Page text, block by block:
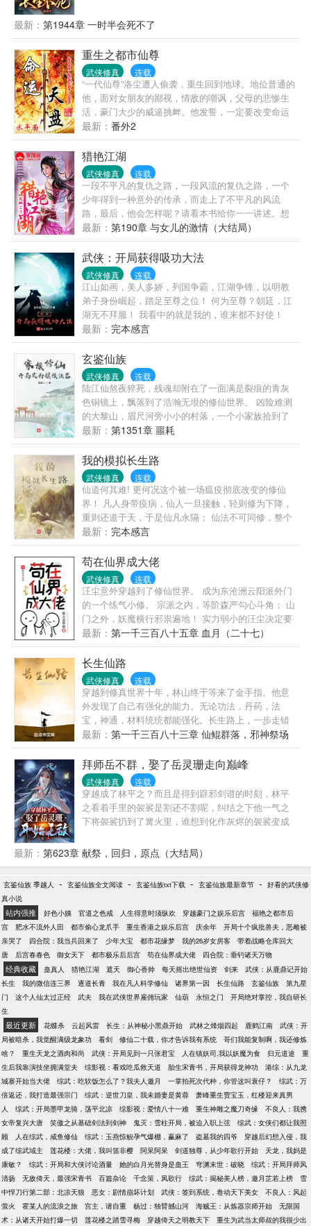
贵，看他国破家亡。变化的是岁月人生，不变的是长
生岁月。陈观楼熬死了宗师，熬死了大宗师，熬死了
一个个大佬，终究成为无敌的存在。
最新： 第1944章 一时半会死不了
重生之都市仙尊
武侠修真 连载
“一代仙尊”洛尘遭人偷袭，重生回到地球。地位普通的
他，面对女朋友的鄙视，情敌的嘲讽，父母的悲惨生
活，豪门大少的威逼挑衅。他发誓，一定要改变命运
的不公，站在这个世界的巅峰，告诉所有人，他洛
尘，曾经来过。
最新： 番外2
猎艳江湖
武侠修真 连载
一段不平凡的复仇之路，一段风流的复仇之路，一个
少年得到一种意外的传承，而走上了不平凡的风流
路，最后，他会怎样呢？请看本书给你一一讲述。想
看刺激的点击！！本书既是是以一部好看的武侠小
说，敬请阅读与收藏！
最新： 第190章 与女儿的激情（大结局）
武侠：开局获得吸功大法
武侠修真 连载
江山如画，美人多娇，列国争霸，江湖争锋，以明教
弟子身份崛起，踏足至尊之位！ 何为至尊？朝廷，江
湖无不拜服！ 我看中的就是我的，谁来都不好使！
（武侠世界融合书，以金庸武侠为主，辅以其他武侠
世界）
最新： 完本感言
玄鉴仙族
武侠修真 连载
陆江仙熬夜猝死，残魂却附在了一面满是裂痕的青灰
色铜镜上，飘落到了浩瀚无垠的修仙世界。 凶险难测
的大黎山，眉尺河旁小小的村落，一个小家族拾到了
这枚镜子，于是传仙道授仙法，开启波澜壮阔的新时
代。 (家族修仙，不圣母，种田，无系统，群像文)
最新： 第1351章 噩耗
我的模拟长生路
武侠修真 连载
仙道何其难! 更何况这个被一场瘟疫彻底改变的修仙
界！ 凡人身带疫病，仙人一旦接触，轻则修为下降，
重则还道于天，于是仙凡永隔； 仙法不可同修，整个
修仙界成为了一个巨大的黑暗森林； …… 李凡穿越而
来，虽有雄心万丈，却只能于凡尘中打滚，蹉跎一
生。 好在临终之时终于觉醒异宝，能够化真为假，将
真实的人生转为黄粱一梦，重回刚穿越之时！ 于是，
李凡开始了他的漫漫长生路！ 第二世，李凡历时五十
载终权倾天下，但却遍寻世间而不见仙踪。只在人生
的末尾得见仙人痕迹。 第三世，李凡殚精竭虑、百般
谋划，却终抵不过仙人一剑！ 第四世…… …… 我，
李凡，一介凡人，百世不悔，但求长生！
最新： 完本感言
苟在仙界成大佬
武侠修真 连载
汪尘意外穿越到了修仙世界。 成为东沧洲云阳派外门
的一个练气小修。 宗派之内，等阶森严勾心斗角； 山
门之外，妖魔横行邪祟遍地！ 实力弱小的汪尘决定要
苟到天荒地老。 然而苟着苟着…… 他发现自己竟然成
了大佬！
最新： 第一千三百八十五章 血月（二十七）
长生仙路
武侠修真 连载
穿越到修真世界十年，林山终于等来了金手指。他意
外发现了自己有强化的能力。无论功法，丹药，法
宝，神通，材料统统都能强化。长生路上，一步走错
万劫不复。唯有持如履薄冰之心，行勇猛精进之事，
方能乘风破浪击楫中流！...且看一介小人物，如何起
于江湖微...
最新： 第一千三百八十三章 仙鲲群落，邪神祭场
拜师岳不群，娶了岳灵珊走向巅峰
武侠修真 连载
穿越成了林平之？而且是得到辟邪剑谱的时刻，林平
之看着手里的袈裟是割还不割呢，纠结之下他一气之
下将袈裟扔到了篝火里，谁想到化作灰烬的袈裟变成
功法呢…………
最新： 第623章 献祭，回归，原点（大结局）
玄鉴仙族 季越人 - 玄鉴仙族全文阅读 - 玄鉴仙族txt下载 - 玄鉴仙族最新章节 - 好看的武侠修
真小说
站内强推 好色小姨 官道之色戒 人生得意时须纵欢 穿越豪门之娱乐后宫
福艳之都市后
宫
肥水不流外人田 都市偷心龙爪手 重生香港之娱乐后宫 庆余年
开局十个疯批兽夫，恶雌被
亲哭了
四合院：我当兵回来了 少年大宝 都市花缘梦 我的26岁女房客
带着战略仓库回大
唐
后宫春春色 御女天下 都市极乐后后宫 苟在仙界成大佬 四合院：垂钓诸天万物
经典收藏 蛊真人 猎艳江湖 遮天 御心香帅 每天摇出绝世仙资 剑来
武侠：从鹿鼎记开始
长生
我的微信连三界 逐道长青 我在凡人科学修仙 诸界第一因 长生仙路 玄鉴仙族
第九星
门
这个人仙太过正经 武夫 我在武侠世界雇佣玩家 仙葫 永恒之门
开局绝对掌控，我自研长
生
最近更新 花蝶杀 云起风雷 长生：从神秘小黑鼎开始 武林之烽烟四起 鹿鹤江南
武侠：开
局被暗杀，我觉醒满级龙象功
看剑 修仙二十载，你才告诉我有系统
哥们我能复制啊，我还修炼
啥？
重生天龙之酒肉和尚 武侠：开局见到一只张君宝 人在镇妖司,我以妖魔为食 归元道途
重
生后我靠演技坐拥满堂夫
综影视：看戏吃瓜救天道 胎生宋青书，开局获得龙神功
港综：从九龙
城寨开始当大佬
综武：吃软饭怎么了？我夫人邀月 一掌拍死次代种，你管这叫衰仔？
综武：万
倍返还，我打造最强宗门
综武：逆世刀皇，我未婚妻是黄蓉
萧峰重生贾宝玉，红楼迎来真男
人
综武：开局墨甲龙骑，荡平北凉 综影视：爱情八十一难 重生神雕之魔刀奇缘
不良人：我携
女帝复兴大唐
笑傲之从基础剑法到剑神 鬼灭：雪柱开局，被迫入职上弦
综武：女侠们都让我照
顾
人在综武，咸鱼修仙 综武：玉燕惊鲵孕气爆棚，赢麻了 盗墓我的四爷
穿越后幻想入侵，我
成了综武域主
莲花楼：大佬，我叫笛非樱 阿呆阿呆 剑道独尊，从少年歌行开始
天龙，我妈是
康敏？
综武：开局和大侠讨论酒量 她的白月光替身是蛊王 穹渊末世：破晓
综武：开局拜师风
清扬
无敌倚天，最强宋青书 百篇杂论 千念策，凤歌行 综武：揭秘美人榜，邀月芷若上榜
雪
中悍刀行第二部：北凉天狼
恶女：剧情崩坏计划 武侠：签到系统，卷动天下美女
不良人：风起
萤火
霍某人的流浪之旅 宫主，请自重 杨过：独臂撼山河 海贼王：从炼器宗师开始
无限国
术：从诸天开始打爆一切
莲花楼之踏雪寻梅 穿越倚天之明教天下 重生为武当太师叔的我很少出